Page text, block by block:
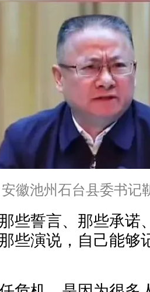
安徽池州石台县委书记
些誓言、那些承诺
些演说，自己能够